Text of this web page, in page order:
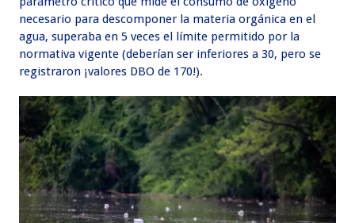
necesario para descomponer la materia orgánica en el
agua, superaba en 5 veces el límite permitido por la
normativa vigente (deberían ser inferiores a 30, pero se
registraron ¡valores DBO de 170!).